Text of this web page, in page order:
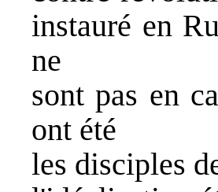
instauré en
ne
sont pas en
ont été
les disciples